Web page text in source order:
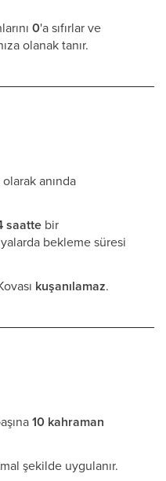
0'a sıfırlar ve
olanak tanır.
anında
saatte bir
bekleme süresi
kuşanılamaz.
10 kahraman
şekilde uygulanır.